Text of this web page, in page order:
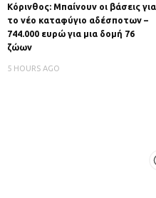
Κόρινθος: Μπαίνουν οι βάσεις για
το νέο καταφύγιο αδέσποτων –
744.000 ευρώ για μια δομή 76
ζώων
5 HOURS AGO